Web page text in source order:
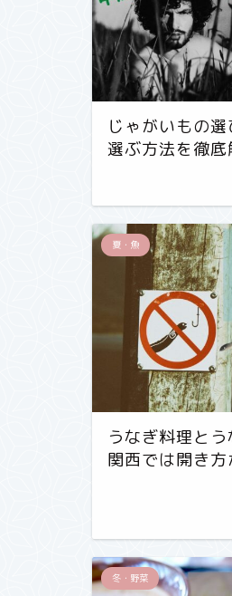
じゃがいもの
選ぶ方法を徹底
夏・魚
うなぎ料理と
関西では開き方
冬・野菜